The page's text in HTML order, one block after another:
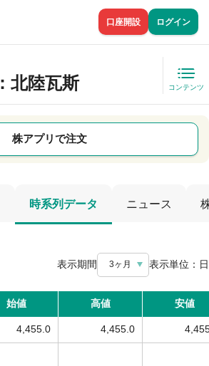
口座開設 ログイン
：北陸瓦斯 コンテンツ
株アプリで注文
時系列データ ニュース
表示期間 3ヶ月 表示単位： 日
始値 高値 安値
4,455.0 4,455.0